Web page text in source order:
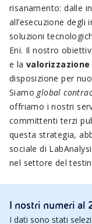
risanamento: dalle
all’esecuzione
soluzioni
Eni. Il nostro
e la
disposizione per
Siamo global
offriamo i nostri
committenti terzi
questa strategia,
sociale di
nel settore del
I nostri numeri al
I dati sono stati